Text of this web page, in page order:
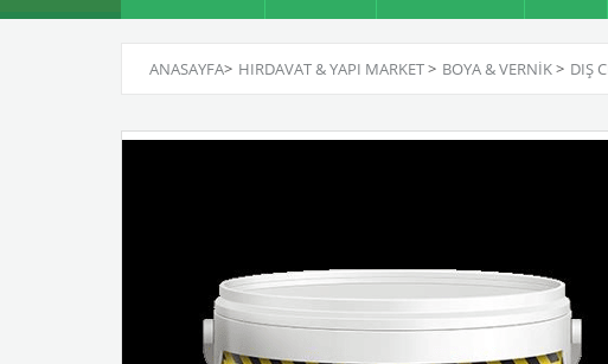
ANASAYFA> HIRDAVAT & YAPI MARKET> BOYA & VERNIK> DIŞ